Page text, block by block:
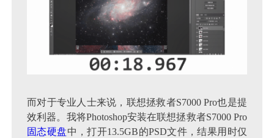
而对于专业人士来说，联想拯救者S7000 Pro也是提
效利器。我将Photoshop安装在联想拯救者S7000 Pro
固态硬盘中，打开13.5GB的PSD文件，结果用时仅